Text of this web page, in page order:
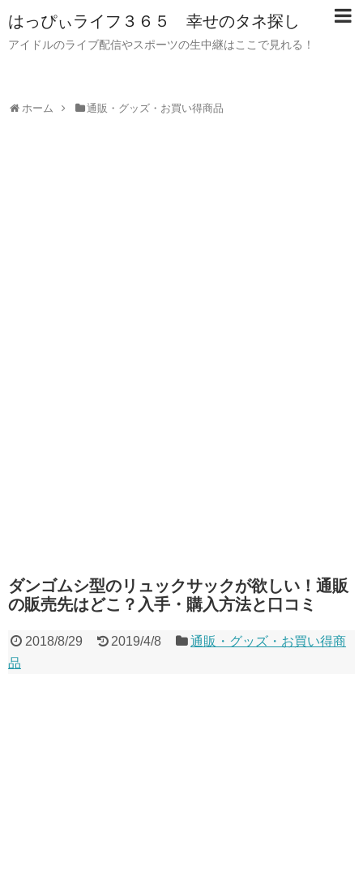
はっぴぃライフ３６５ 幸せのタネ探し
アイドルのライブ配信やスポーツの生中継はここで見れる！
ホーム 通販・グッズ・お買い得商品
ダンゴムシ型のリュックサックが欲しい！通販
の販売先はどこ？入手・購入方法と口コミ
2018/8/29 2019/4/8
通販・グッズ・お買い得商
品